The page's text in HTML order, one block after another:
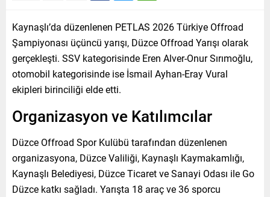
Kaynaşlı’da düzenlenen PETLAS 2026 Türkiye Offroad
Şampiyonası üçüncü yarışı, Düzce Offroad Yarışı olarak
gerçekleşti. SSV kategorisinde Eren Alver-Onur Sırımoğlu,
otomobil kategorisinde ise İsmail Ayhan-Eray Vural
ekipleri birinciliği elde etti.
Organizasyon ve Katılımcılar
Düzce Offroad Spor Kulübü tarafından düzenlenen
organizasyona, Düzce Valiliği, Kaynaşlı Kaymakamlığı,
Kaynaşlı Belediyesi, Düzce Ticaret ve Sanayi Odası ile Go
Düzce katkı sağladı. Yarışta 18 araç ve 36 sporcu